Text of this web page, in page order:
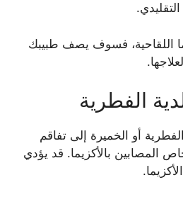
اللقاحية، فسوف يصف طبيبك
الفطرية
أو الخميرة إلى تفاقم
المصابين بالأكزيما. قد يؤدي